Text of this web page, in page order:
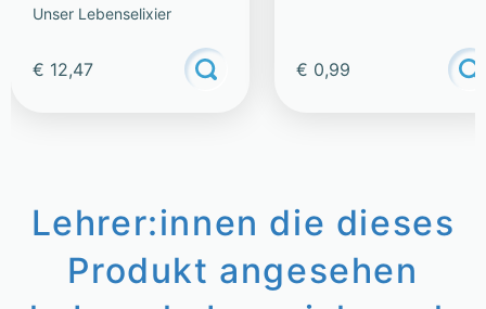
Unser Lebenselixier
€ 12,47 € 0,99
Lehrer:innen die dieses
Produkt angesehen